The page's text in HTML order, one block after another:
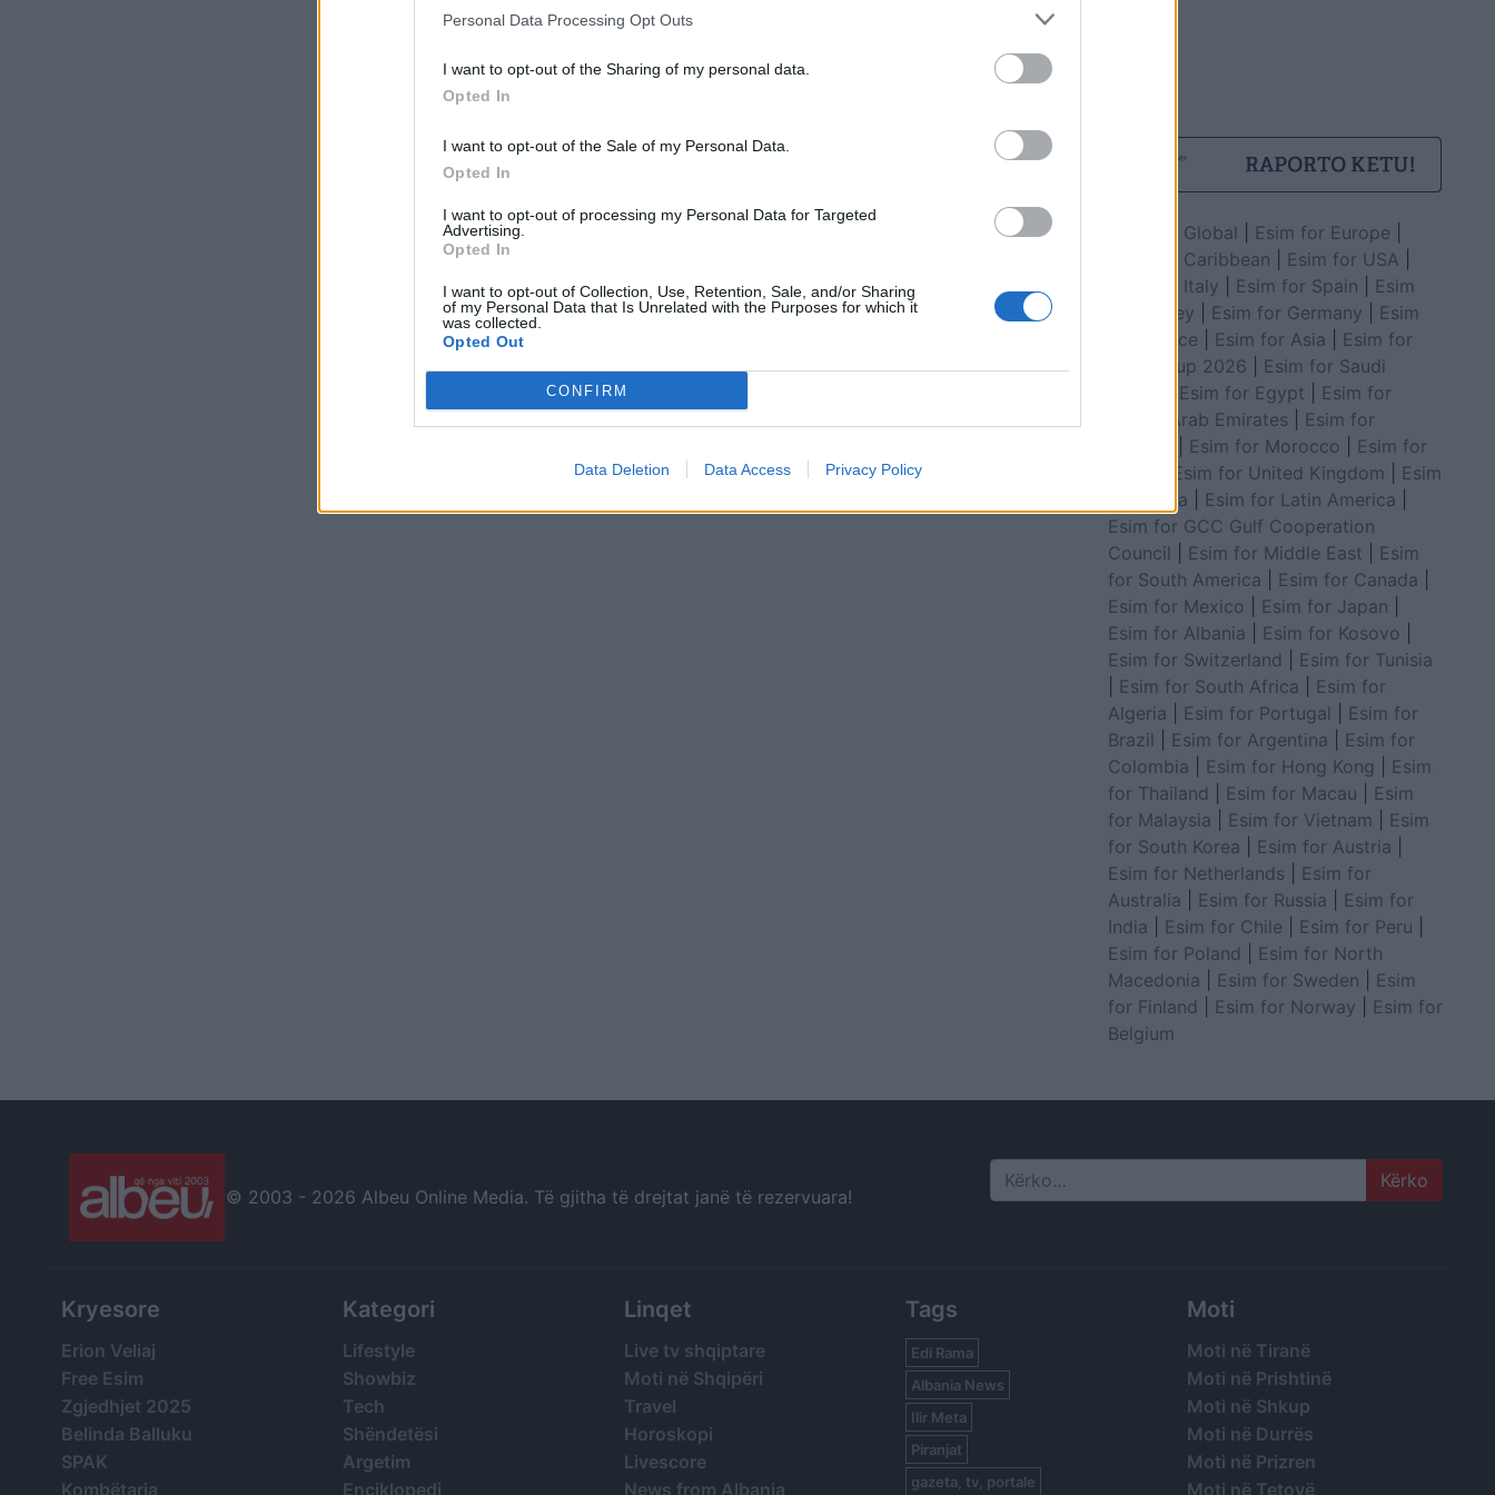
Personal Data Processing Opt Outs
I want to opt-out of the Sharing of my personal data.
Opted In
I want to opt-out of the Sale of my Personal Data.
Opted In
I want to opt-out of processing my Personal Data for Targeted
Advertising.
Opted In
I want to opt-out of Collection, Use, Retention, Sale, and/or Sharing
of my Personal Data that Is Unrelated with the Purposes for which it
was collected.
Opted Out
CONFIRM
Data Deletion Data Access Privacy Policy
Esim for Global Esim for Europe
Esim for Caribbean
Esim for USA
Esim for Italy
Esim for Spain
Esim
for Turkey
Esim for Germany
Esim
for Greece
Esim for Asia
Esim for
World Cup 2026
Esim for Saudi
Esim for Egypt
Esim for
United Arab Emirates
Esim for
Esim for Morocco
Esim for
Esim for United Kingdom
Esim
for Africa
Esim for Latin America
Esim for GCC Gulf Cooperation
Council
Esim for Middle East
Esim
for South America
Esim for Canada
Esim for Mexico
Esim for Japan
Esim for Albania
Esim for Kosovo
Esim for Switzerland
Esim for Tunisia
Esim for South Africa
Esim for
Algeria
Esim for Portugal
Esim for
Brazil
Esim for Argentina
Esim for
Colombia
Esim for Hong Kong
Esim
for Thailand
Esim for Macau
Esim
for Malaysia
Esim for Vietnam
Esim
for South Korea
Esim for Austria
Esim for Netherlands
Esim for
Australia
Esim for Russia
Esim for
India
Esim for Chile Esim for Peru
Esim for Poland
Esim for North
Macedonia
Esim for Sweden
Esim
for Finland
Esim for Norway
Esim for
Belgium
© 2003 - 2026 Albeu Online Media. Të gjitha të drejtat janë të rezervuara! Search
Kryesore
Erion Veliaj
Free Esim
Zgjedhjet 2025
Belinda Balluku
SPAK
Kombëtarja
Kategori
Lifestyle
Showbiz
Tech
Shëndetësi
Argetim
Enciklopedi
Linqet
Live tv shqiptare
Moti në Shqipëri
Travel
Horoskopi
Livescore
News from Albania
Tags
Edi Rama
Albania News
Ilir Meta
Piranjat
gazeta, tv, portale
Moti
Moti në Tiranë
Moti në Prishtinë
Moti në Shkup
Moti në Durrës
Moti në Prizren
Moti në Tetovë